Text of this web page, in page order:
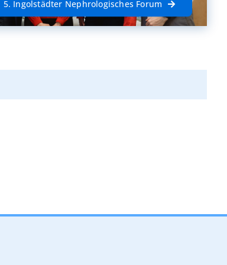
5. Ingolstädter Nephrologisches Forum